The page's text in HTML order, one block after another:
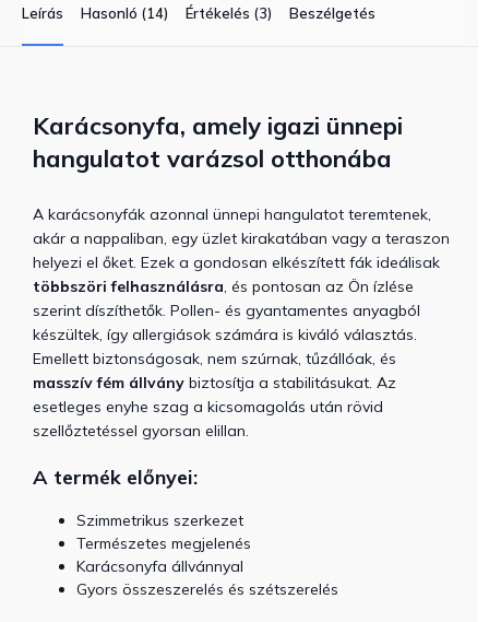
Leírás Hasonló (14) Értékelés (3) Beszélgetés
Karácsonyfa, amely igazi ünnepi
hangulatot varázsol otthonába
A karácsonyfák azonnal ünnepi hangulatot teremtenek,
akár a nappaliban, egy üzlet kirakatában vagy a teraszon
helyezi el őket. Ezek a gondosan elkészített fák ideálisak
többszöri felhasználásra, és pontosan az Ön ízlése
szerint díszíthetők. Pollen- és gyantamentes anyagból
készültek, így allergiások számára is kiváló választás.
Emellett biztonságosak, nem szúrnak, tűzállóak, és
masszív fém állvány biztosítja a stabilitásukat. Az
esetleges enyhe szag a kicsomagolás után rövid
szellőztetéssel gyorsan elillan.
A termék előnyei:
Szimmetrikus szerkezet
Természetes megjelenés
Karácsonyfa állvánnyal
Gyors összeszerelés és szétszerelés